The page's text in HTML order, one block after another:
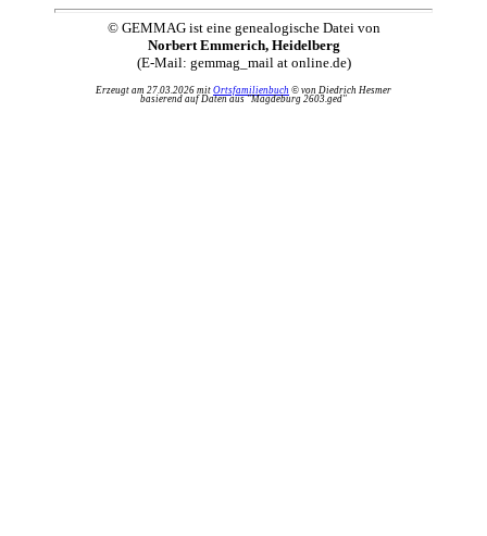
© GEMMAG ist eine genealogische Datei von
Norbert Emmerich, Heidelberg
(E-Mail: gemmag_mail at online.de)
Erzeugt am 27.03.2026 mit Ortsfamilienbuch © von Diedrich Hesmer
basierend auf Daten aus "Magdeburg 2603.ged"